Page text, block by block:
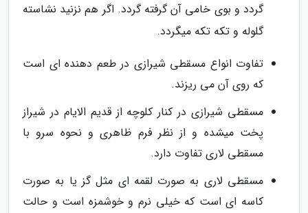
گردد و بوی خامی آن گرفته گردد. اگر هم نزنید نشاسته
گلوله و تکه تکه میگردد.
تفاوت انواع مسقطی شیرازی در طعم دهنده ای است
که روی آن می ریزند.
مسقطی شیرازی در کنار کلوچه از قدیم الایام در شیراز
پخت میشده و از نظر فرم ظاهری و نحوه سرو با
مسقطی لاری تفاوت دارد.
مسقطی لاری به صورت لقمه ای مثل گز یا به صورت
کاسه ای است که خیلی نرم و خوشمزه است و حالت